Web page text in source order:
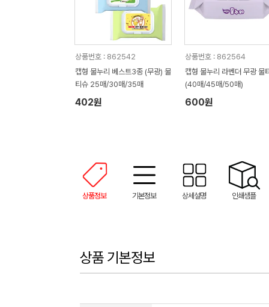
상품번호 : 862542
캡형 물누리 베스트3종 (무광) 물
티슈 25매/30매/35매
402원
상품번호 : 862564
캡형 물누리 라벤더 무광 물
(40매/45매/50매)
600원
상품정보 기본정보 상세설명 인쇄샘플
상품 기본정보